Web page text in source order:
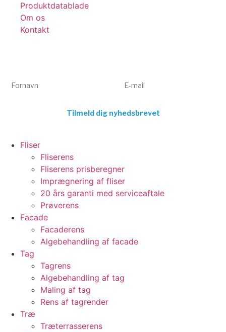
Produktdatablade
Om os
Kontakt
Tilmeld dig nyhedsbrevet
Fliser
Fliserens
Fliserens prisberegner
Imprægnering af fliser
20 års garanti med serviceaftale
Prøverens
Facade
Facaderens
Algebehandling af facade
Tag
Tagrens
Algebehandling af tag
Maling af tag
Rens af tagrender
Træ
Træterrasserens